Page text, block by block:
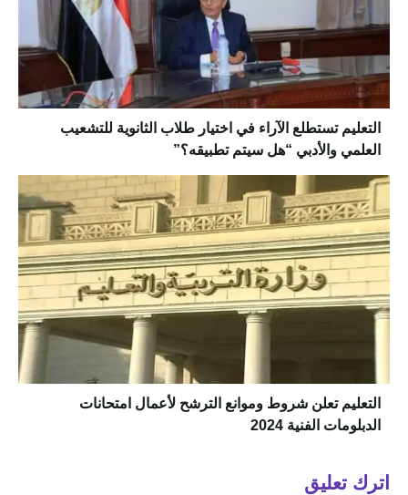
التعليم تستطلع الآراء في اختيار طلاب الثانوية للتشعيب
العلمي والأدبي “هل سيتم تطبيقه؟”
التعليم تعلن شروط وموانع الترشح لأعمال امتحانات
الدبلومات الفنية 2024
اترك تعليق